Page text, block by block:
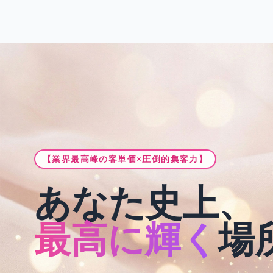
【業界最高峰の客単価×圧倒的集客力】
あなた史上、
最高に輝く場